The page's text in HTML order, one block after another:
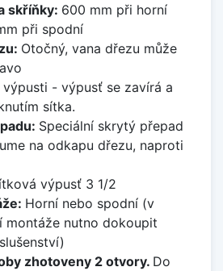
skříňky: 600 mm při horní
při spodní
Otočný, vana dřezu může
výpusti - výpusť se zavírá a
sítka.
Speciální skrytý přepad
na odkapu dřezu, naproti
výpusť 3 1/2
Horní nebo spodní (v
montáže nutno dokoupit
zhotoveny 2 otvory. Do